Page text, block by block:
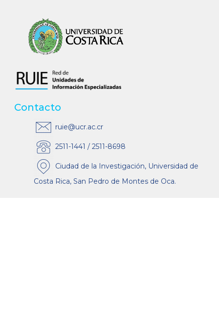
Contacto
ruie@ucr.ac.cr
2511-1441 / 2511-8698
Ciudad de la Investigación, Universidad de
Costa Rica, San Pedro de Montes de Oca.